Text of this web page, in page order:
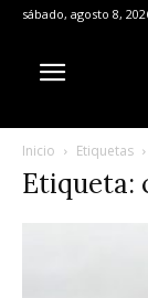
sábado, agosto 8,
Inicio Etiquetas
Etiqueta: